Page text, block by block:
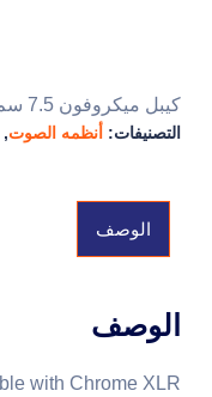
كيبل ميكروفون 7.5 سم ، مرن مع موَصل مصنوع من الكروم
التصنيفات:أنظمه الصوت
الوصف
الوصف
with Chrome XLR